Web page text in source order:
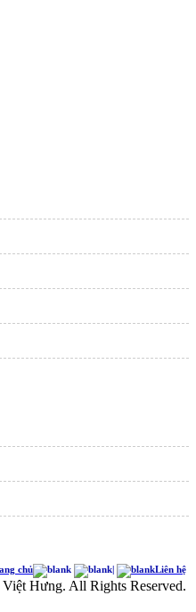
chủ | Liên hệ
Hưng. All Rights Reserved.